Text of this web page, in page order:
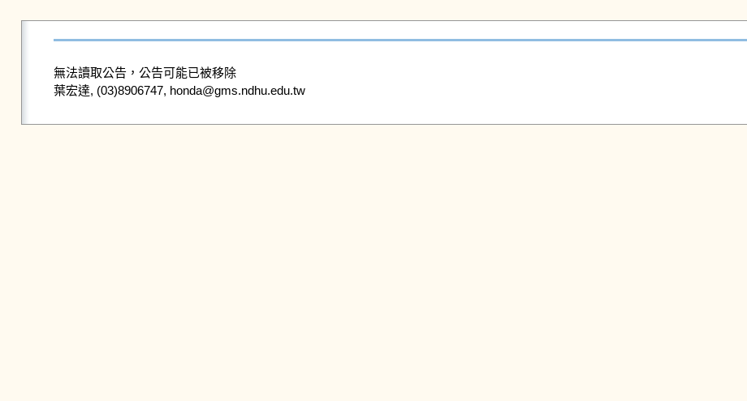
無法讀取公告，公告可能已被移除
葉宏達, (03)8906747, honda@gms.ndhu.edu.tw